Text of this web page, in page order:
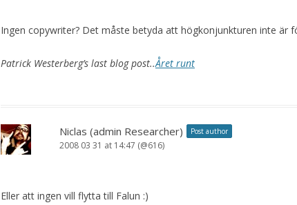
Ingen copywriter? Det måste betyda att högkonjunkturen inte är
Patrick Westerberg’s last blog post..Året runt
Niclas (admin Researcher) Post author
2008 03 31 at 14:47 (@616)
Eller att ingen vill flytta till Falun :)